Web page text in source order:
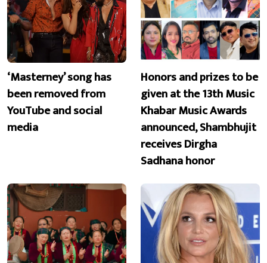
‘Masterney’ song has
been removed from
YouTube and social
media
Honors and prizes to be
given at the 13th Music
Khabar Music Awards
announced, Shambhujit
receives Dirgha
Sadhana honor